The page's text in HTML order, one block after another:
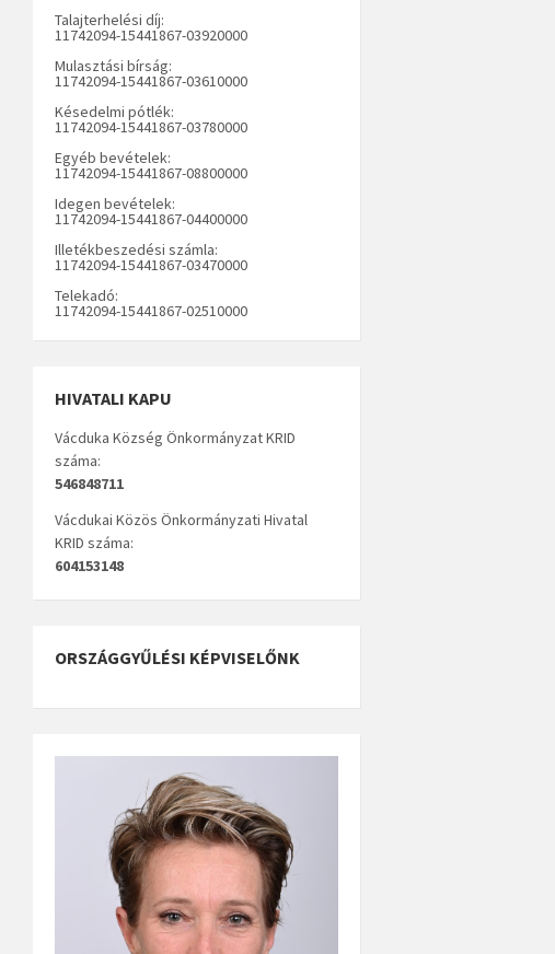
Talajterhelési díj:
11742094-15441867-03920000
Mulasztási bírság:
11742094-15441867-03610000
Késedelmi pótlék:
11742094-15441867-03780000
Egyéb bevételek:
11742094-15441867-08800000
Idegen bevételek:
11742094-15441867-04400000
Illetékbeszedési számla:
11742094-15441867-03470000
Telekadó:
11742094-15441867-02510000
HIVATALI KAPU
Vácduka Község Önkormányzat KRID
száma:
546848711
Vácdukai Közös Önkormányzati Hivatal
KRID száma:
604153148
ORSZÁGGYŰLÉSI KÉPVISELŐNK